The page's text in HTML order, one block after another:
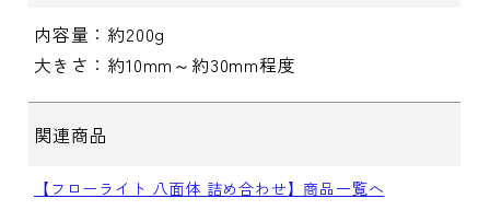
内容量：約200g
大きさ：約10mm～約30mm程度
関連商品
【フローライト 八面体 詰め合わせ】商品一覧へ